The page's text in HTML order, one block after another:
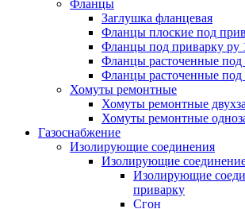
Фланцы
Заглушка фланцевая
Фланцы плоские под
Фланцы под приварку ру
Фланцы расточенные
Фланцы расточенные
Хомуты ремонтные
Хомуты ремонтные
Хомуты ремонтные
Газоснабжение
Изолирующие соединения
Изолирующие
Изолирующие
приварку
Сгон